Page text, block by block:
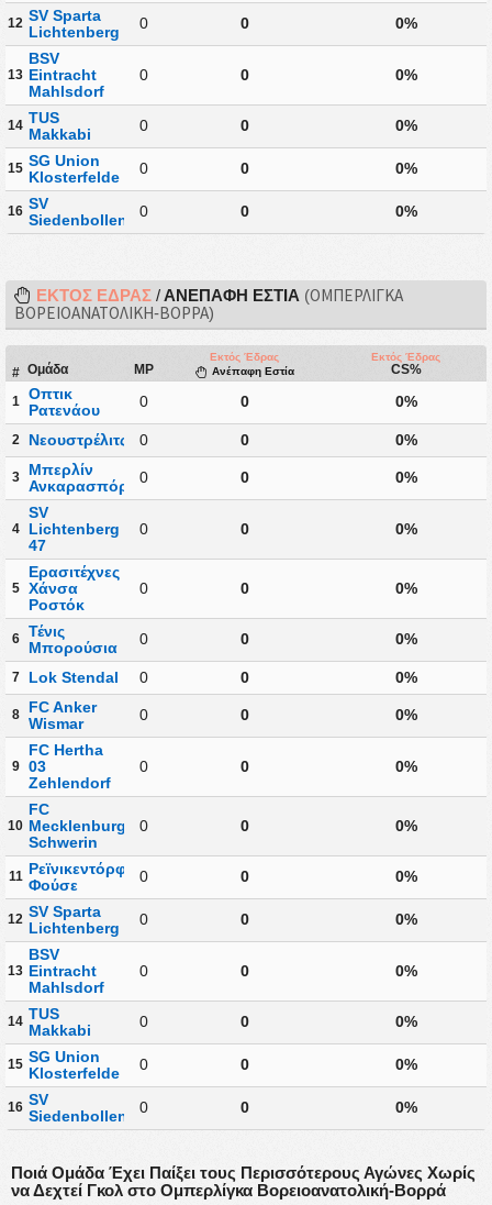
12 SV Sparta
Lichtenberg
0 0 0%
13
BSV
Eintracht
Mahlsdorf
0 0 0%
14 TUS
Makkabi
0 0 0%
15 SG Union
Klosterfelde
0 0 0%
16 SV
Siedenbollentin
0 0 0%
ΕΚΤΌΣ ΈΔΡΑΣ /ΑΝΈΠΑΦΗ ΕΣΤΊΑ(ΟΜΠΕΡΛΊΓΚΑ
ΒΟΡΕΙΟΑΝΑΤΟΛΙΚΉ-ΒΟΡΡΆ)
# Ομάδα MP
Εκτός Έδρας
Ανέπαφη Εστία
Εκτός Έδρας
CS%
1
Οπτικ
Ρατενάου
0 0 0%
2 Νεουστρέλιτς 0 0 0%
3
Μπερλίν
Ανκαρασπόρ
0 0 0%
4
SV
Lichtenberg
47
0 0 0%
5
Ερασιτέχνες
Χάνσα
Ροστόκ
0 0 0%
6
Τένις
Μπορούσια
0 0 0%
7 Lok Stendal 0 0 0%
8
FC Anker
Wismar
0 0 0%
9
FC Hertha
03
Zehlendorf
0 0 0%
10
FC
Mecklenburg
Schwerin
0 0 0%
11 Ρεϊνικεντόρφερ
Φούσε
0 0 0%
12 SV Sparta
Lichtenberg
0 0 0%
13
BSV
Eintracht
Mahlsdorf
0 0 0%
14 TUS
Makkabi
0 0 0%
15 SG Union
Klosterfelde
0 0 0%
16 SV
Siedenbollentin
0 0 0%
Ποιά Ομάδα Έχει Παίξει τους Περισσότερους Αγώνες Χωρίς
να Δεχτεί Γκολ στο Ομπερλίγκα Βορειοανατολική-Βορρά